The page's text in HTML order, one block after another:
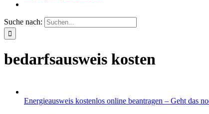
Suche nach:
bedarfsausweis kosten
Energieausweis kostenlos online beantragen – Geht das